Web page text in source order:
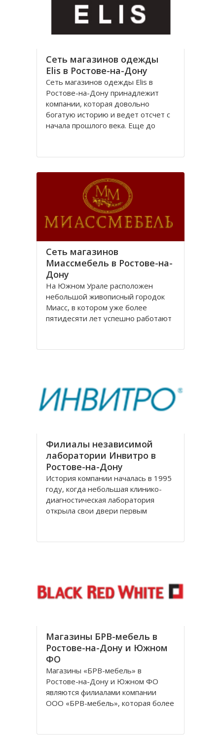
Сеть магазинов одежды
Elis в Ростове-на-Дону
Сеть магазинов одежды Elis в
Ростове-на-Дону принадлежит
компании, которая довольно
богатую историю и ведет отсчет с
начала прошлого века. Еще до
швейная фабрика «Стелла»,
После революции 1917 года
Сеть магазинов
Миассмебель в Ростове-на-
Дону
На Южном Урале расположен
небольшой живописный городок
Миасс, в котором уже более
пятидесяти лет успешно работают
всей России. Компания
заложенных еще
Филиалы независимой
лаборатории Инвитро в
Ростове-на-Дону
История компании началась в 1995
году, когда небольшая клинико-
диагностическая лаборатория
открыла свои двери первым
доросла до нового статуса, и в
Инвитро
Магазины БРВ-мебель в
Ростове-на-Дону и Южном
ФО
Магазины «БРВ-мебель» в
Ростове-на-Дону и Южном ФО
являются филиалами компании
ООО «БРВ-мебель», которая более
производству высококачественной